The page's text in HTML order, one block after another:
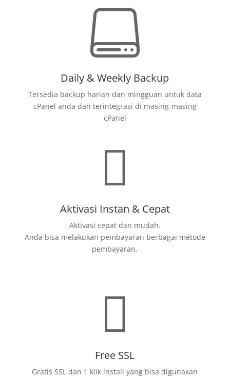

Daily & Weekly Backup
Tersedia backup harian dan mingguan untuk data
cPanel anda dan terintegrasi di masing-masing
cPanel

Aktivasi Instan & Cepat
Aktivasi cepat dan mudah.
Anda bisa melakukan pembayaran berbagai metode
pembayaran.

Free SSL
Gratis SSL dan 1 klik install yang bisa digunakan